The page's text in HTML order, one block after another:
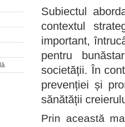
Subiectul
contextul
important,
pentru
societății. În
prevenției și
sănătății
Prin această